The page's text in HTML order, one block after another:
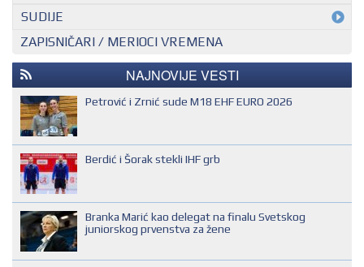
MEĐUNARODNI KONTROLOR
NACIONALNI KONTROLOR
REGIONALNI KONTROLOR
SUDIJE
EHF SUDIJA
IHF SUDIJA
MLADI EVROPSKI SUDIJA
NACIONALNI SUDIJA
REGIONALNI SUDIJA
SUDIJA DRUGE KATEGORIJE
SUDIJA OMLADINAC
SUDIJA PRVE KATEGORIJE
ZAPISNIČARI / MERIOCI VREMENA
NAJNOVIJE VESTI
Petrović i Zrnić sude M18 EHF EURO 2026
Berdić i Šorak stekli IHF grb
Branka Marić kao delegat na finalu Svetskog
juniorskog prvenstva za žene